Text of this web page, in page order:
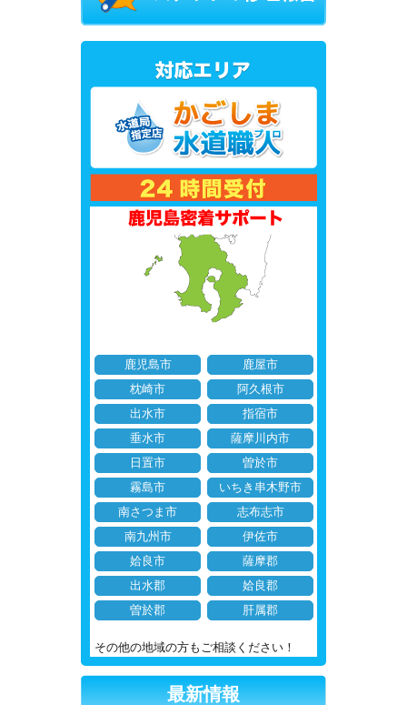
鹿児島市
鹿屋市
枕崎市
阿久根市
出水市
指宿市
垂水市
薩摩川内市
日置市
曽於市
霧島市
いちき串木野市
南さつま市
志布志市
南九州市
伊佐市
姶良市
薩摩郡
出水郡
姶良郡
曽於郡
肝属郡
その他の地域の方もご相談ください！
最新情報